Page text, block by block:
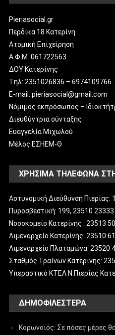
Pieriasocial.gr
Περδίκα 18 Κατερίνη
Ατομική Επιχείρηση
Α.Φ.Μ. 061722563
ΔΟΥ Κατερίνης
Tηλ: 2351026836 – 6974109766
E-mail: pieriasocial@gmail.com
Νόμιμος εκπρόσωπος –
Διευθύντρια σύνταξης
Ευαγγελία Μιχωλού
Μέλος ΕΣΗΕΜ-Θ
ΧΡΗΣΙΜΑ ΤΗΛΕΦΩΝΑ
Αστυνομική Διεύθυνση Πιερίας:
Πυροσβεστική: 199, 23510 23333
Νοσοκομείο Κατερίνης : 23513
Λιμεναρχείο Κατερίνης: 23510
Λιμεναρχείο Πλαταμώνα: 23520
Σταθμός Τραίνων Κατερίνης:
Υπεραστικό ΚΤΕΛ Ν.Πιερίας
ΔΗΜΟΦΙΛΈΣΤΕΡΑ
Κορωνοϊός: Σε πόσες μέρες